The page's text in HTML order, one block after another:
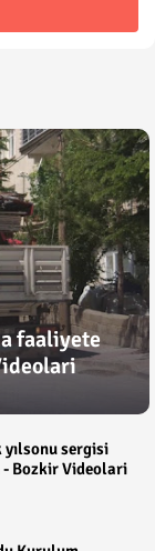
faaliyete
yılsonu sergisi
Bozkir Videolari